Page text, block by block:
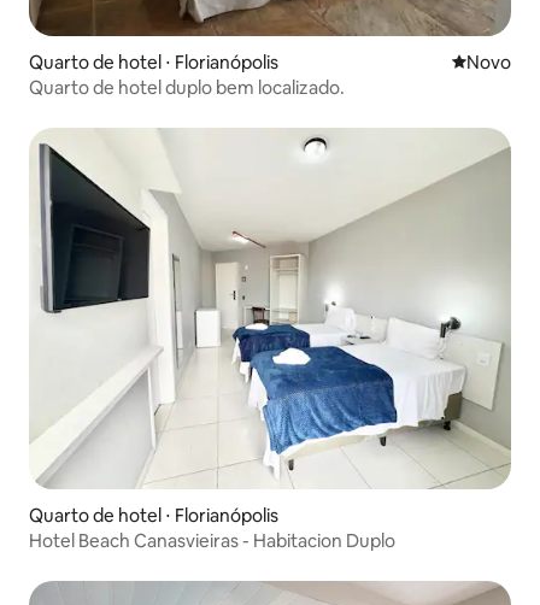
Quarto de hotel ⋅ Florianópolis Novo
Novo
Quarto de hotel duplo bem localizado.
Quarto de hotel ⋅ Florianópolis
Hotel Beach Canasvieiras - Habitacion Duplo